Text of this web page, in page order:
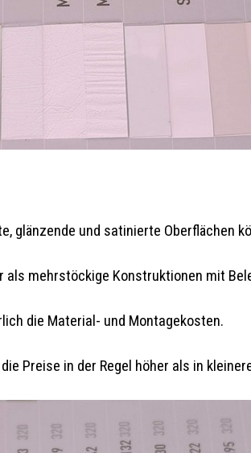
glänzende und satinierte Oberflächen
mehrstöckige Konstruktionen mit
die Material- und Montagekosten.
Preise in der Regel höher als in